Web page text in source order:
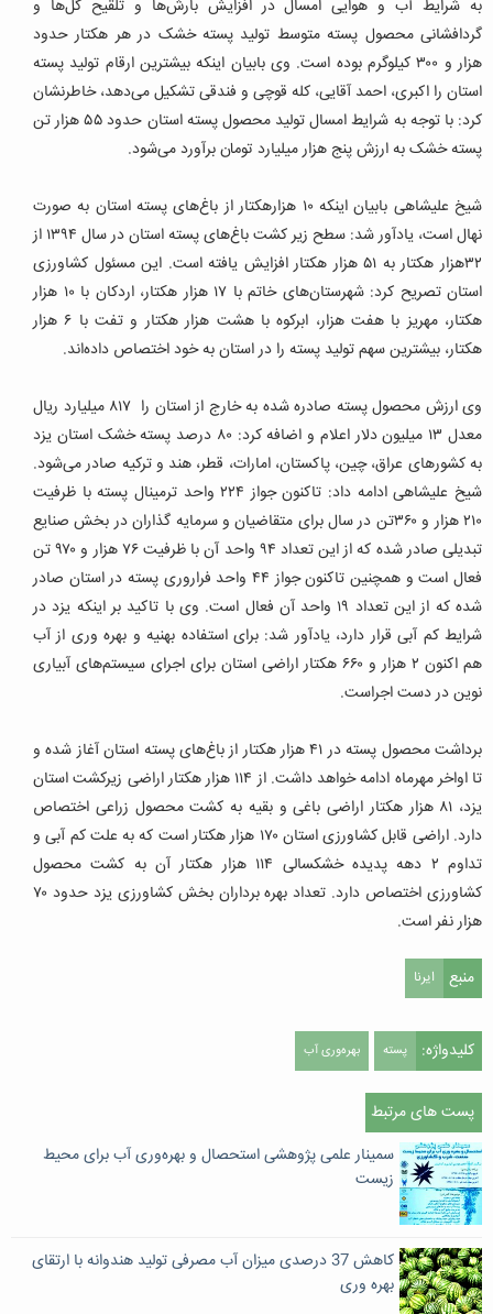
به شرایط آب و هوایی امسال در افزایش بارش‌ها و تلقیح گل‌ها و
گردافشانی محصول پسته متوسط تولید پسته خشک در هر هکتار حدود
هزار و ۳۰۰ کیلوگرم بوده است. وی بابیان اینکه بیشترین ارقام تولید پسته
استان را اکبری، احمد آقایی، کله قوچی و فندقی تشکیل می‌دهد، خاطرنشان
کرد: با توجه به شرایط امسال تولید محصول پسته استان حدود ۵۵ هزار تن
پسته خشک به ارزش پنج هزار میلیارد تومان برآورد می‌شود.
شیخ علیشاهی بابیان اینکه ۱۰ هزارهکتار از باغ‌های پسته استان به صورت
نهال است، یادآور شد: سطح زیر کشت باغ‌های پسته استان در سال ۱۳۹۴ از
۳۲هزار هکتار به ۵۱ هزار هکتار افزایش یافته است. این مسئول کشاورزی
استان تصریح کرد: شهرستان‌های خاتم با ۱۷ هزار هکتار، اردکان با ۱۰ هزار
هکتار، مهریز با هفت هزار، ابرکوه با هشت هزار هکتار و تفت با ۶ هزار
هکتار، بیشترین سهم تولید پسته را در استان به خود اختصاص داده‌اند.
وی ارزش محصول پسته صادره شده به خارج از استان را ۸۱۷ میلیارد ریال
معدل ۱۳ میلیون دلار اعلام و اضافه کرد: ۸۰ درصد پسته خشک استان یزد
به کشورهای عراق، چین، پاکستان، امارات، قطر، هند و ترکیه صادر می‌شود.
شیخ علیشاهی ادامه داد: تاکنون جواز ۲۲۴ واحد ترمینال پسته با ظرفیت
۲۱۰ هزار و ۳۶۰تن در سال برای متقاضیان و سرمایه گذاران در بخش صنایع
تبدیلی صادر شده که از این تعداد ۹۴ واحد آن با ظرفیت ۷۶ هزار و ۹۷۰ تن
فعال است و همچنین تاکنون جواز ۴۴ واحد فراروری پسته در استان صادر
شده که از این تعداد ۱۹ واحد آن فعال است. وی با تاکید بر اینکه یزد در
شرایط کم آبی قرار دارد، یادآور شد: برای استفاده بهنیه و بهره وری از آب
هم اکنون ۲ هزار و ۶۶۰ هکتار اراضی استان برای اجرای سیستم‌های آبیاری
نوین در دست اجراست.
برداشت محصول پسته در ۴۱ هزار هکتار از باغ‌های پسته استان آغاز شده و
تا اواخر مهرماه ادامه خواهد داشت. از ۱۱۴ هزار هکتار اراضی زیرکشت استان
یزد، ۸۱ هزار هکتار اراضی باغی و بقیه به کشت محصول زراعی اختصاص
دارد. اراضی قابل کشاورزی استان ۱۷۰ هزار هکتار است که به علت کم آبی و
تداوم ۲ دهه پدیده خشکسالی ۱۱۴ هزار هکتار آن به کشت محصول
کشاورزی اختصاص دارد. تعداد بهره برداران بخش کشاورزی یزد حدود ۷۰
هزار نفر است.
منبع ایرنا
کلیدواژه: پسته بهره‌وری آب
پست های مرتبط
سمینار علمی پژوهشی استحصال و بهره‌وری آب برای محیط
زیست
کاهش 37 درصدی میزان آب مصرفی تولید هندوانه با ارتقای
بهره وری